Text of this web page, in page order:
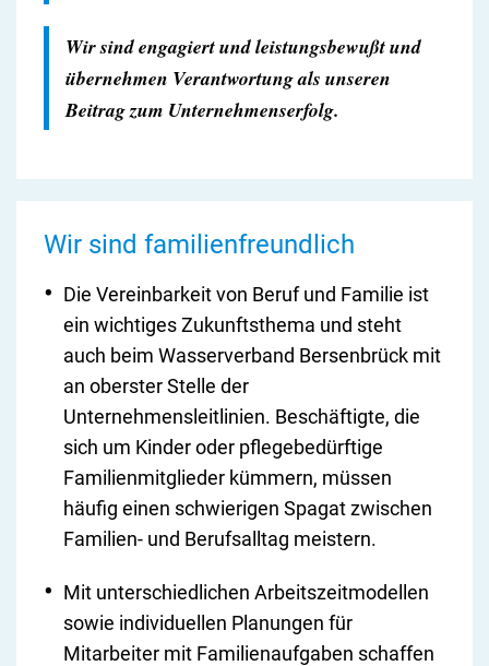
Wir sind engagiert und leistungsbewußt und
übernehmen Verantwortung als unseren
Beitrag zum Unternehmenserfolg.
Wir sind familienfreundlich
Die Vereinbarkeit von Beruf und Familie ist
ein wichtiges Zukunftsthema und steht
auch beim Wasserverband Bersenbrück mit
an oberster Stelle der
Unternehmensleitlinien. Beschäftigte, die
sich um Kinder oder pflegebedürftige
Familienmitglieder kümmern, müssen
häufig einen schwierigen Spagat zwischen
Familien- und Berufsalltag meistern.
Mit unterschiedlichen Arbeitszeitmodellen
sowie individuellen Planungen für
Mitarbeiter mit Familienaufgaben schaffen